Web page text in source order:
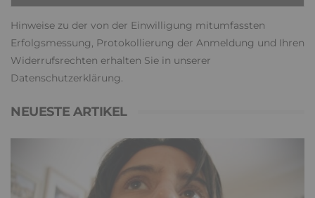
Hinweise zu der von der Einwilligung mitumfassten
Erfolgsmessung, Protokollierung der Anmeldung und Ihren
Widerrufsrechten erhalten Sie in unserer
Datenschutzerklärung.
NEUESTE ARTIKEL